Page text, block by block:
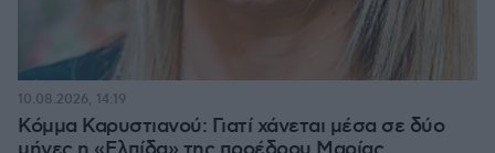
Κόμμα Καρυστιανού: Γιατί χάνεται μέσα σε δύο
10.08.2026, 14:19